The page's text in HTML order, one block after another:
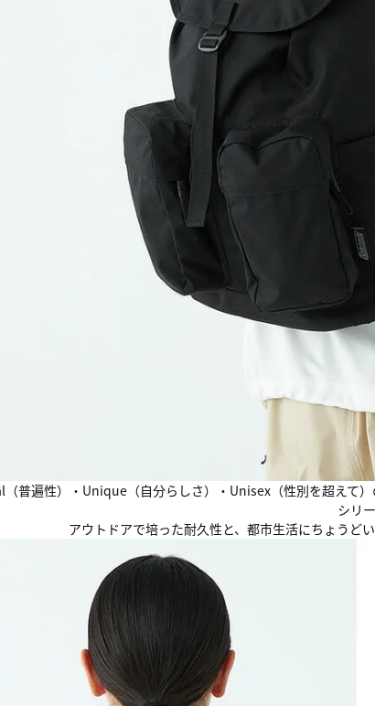
普遍性）・Unique（自分らしさ）・Unisex（性別を超えて
シリー
アウトドアで培った耐久性と、都市生活にちょうど